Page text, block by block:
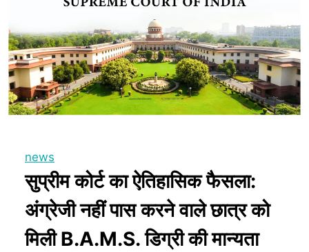
news
सुप्रीम कोर्ट का ऐतिहासिक फैसला:
अंग्रेजी नहीं पास करने वाले छात्र को
मिली B.A.M.S. डिग्री की मान्यता